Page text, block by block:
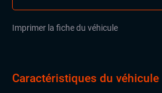
Imprimer la fiche du véhicule
Caractéristiques du véhicule